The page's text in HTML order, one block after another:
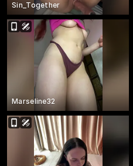
Sin_Together
Marseline32